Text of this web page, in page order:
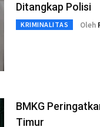
Ditangkap Polisi
KRIMINALITAS Oleh
BMKG
Timur